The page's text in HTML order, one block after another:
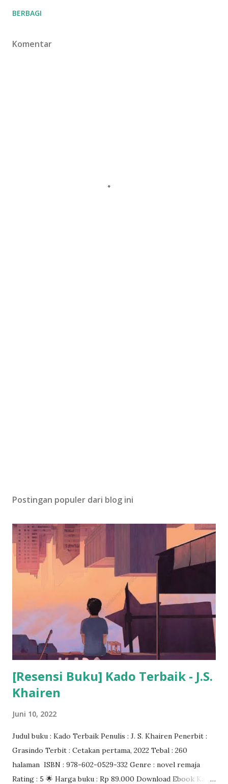
BERBAGI
Komentar
Postingan populer dari blog ini
[Resensi Buku] Kado Terbaik - J.S.
Khairen
Juni 10, 2022
Judul buku : Kado Terbaik Penulis : J. S. Khairen Penerbit :
Grasindo Terbit : Cetakan pertama, 2022 Tebal : 260
halaman ISBN : 978-602-0529-332 Genre : novel remaja
Rating : 5 🌟 Harga buku : Rp 89.000 Download Ebook Kado